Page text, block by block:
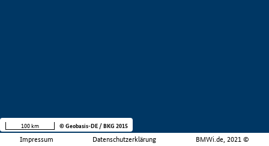
Impressum Datenschutzerklärung BMWi.de, 2021 ©
100 km © Geobasis-DE / BKG 2015